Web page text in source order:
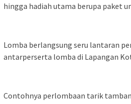
hingga hadiah utama berupa paket
Lomba berlangsung seru lantaran
antarperserta lomba di Lapangan
Contohnya perlombaan tarik